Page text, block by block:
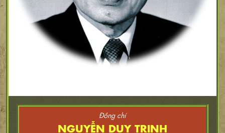
Đồng chí
NGUYỄN DUY TRINH